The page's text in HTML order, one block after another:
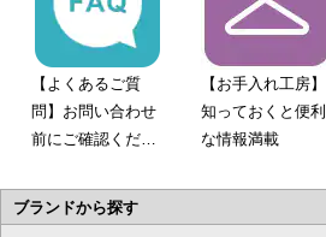
【よくあるご質
問】お問い合わせ
前にご確認くださ
【お手入れ工房】
知っておくと便利
な情報満載
ブランドから探す